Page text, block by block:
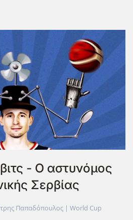
- Ο αστυνόμος
Σερβίας
Παπαδόπουλος | World Cup